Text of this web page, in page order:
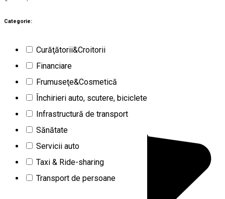
Categorie:
Curăţătorii&Croitorii
Financiare
Frumuseţe&Cosmetică
Închirieri auto, scutere, biciclete
Infrastructură de transport
Sănătate
Servicii auto
Taxi & Ride-sharing
Transport de persoane
9
rezultate
Braşov (BV)
Autobuz turistic Braşov